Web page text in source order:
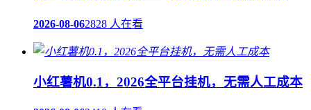
2026-08-062828 人在看
小红薯机0.1，2026全平台挂机，无需人工成本